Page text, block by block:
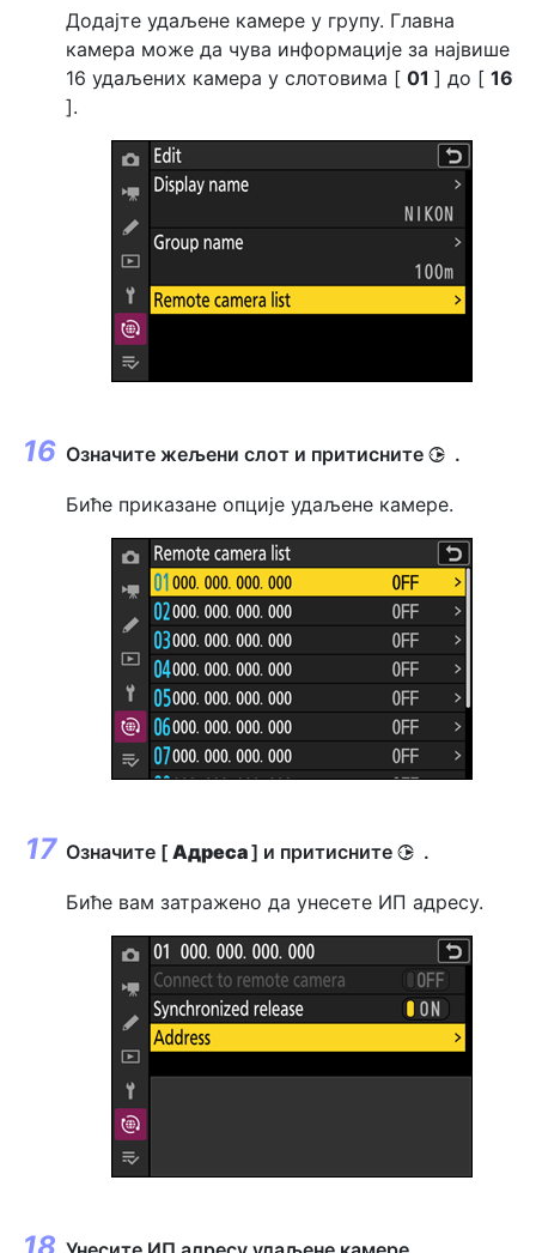
Додајте удаљене камере у групу. Главна
камера може да чува информације за највише
16 удаљених камера у слотовима [ 01 ] до [ 16
].
Означите жељени слот и притисните 2 .
Биће приказане опције удаљене камере.
Означите [ Адреса] и притисните 2 .
Биће вам затражено да унесете ИП адресу.